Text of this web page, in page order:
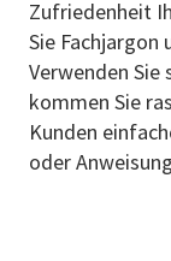
Zufriedenheit
Sie
Verwenden
kommen Sie
Kunden
oder